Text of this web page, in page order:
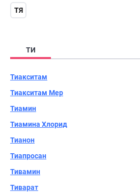
ТЯ
ТИ
Тиакситам
Тиакситам Мер
Тиамин
Тиамина Хлорид
Тианон
Тиапросан
Тивамин
Тиварат